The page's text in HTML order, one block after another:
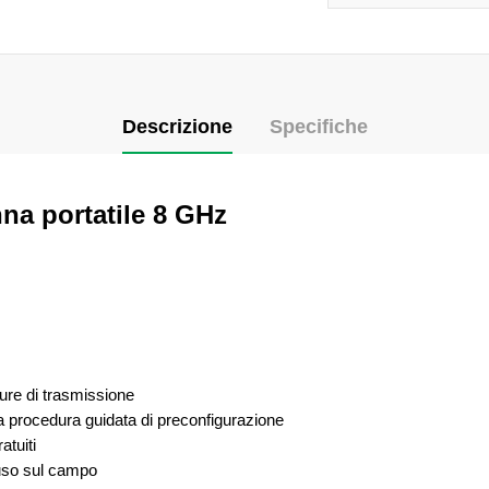
Descrizione Specifiche
portatile 8 GHz
di trasmissione
guidata di preconfigurazione
sul campo